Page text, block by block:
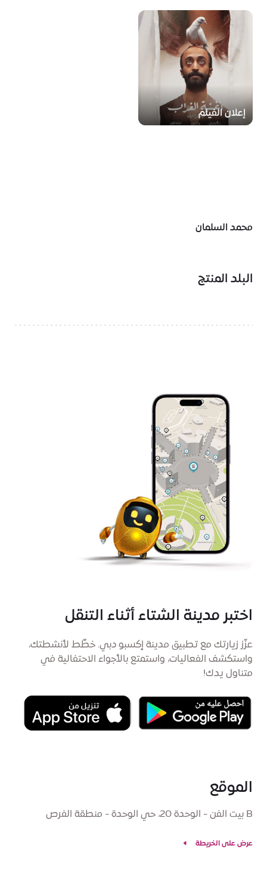
إعلان الفيلم
محمد السلمان
البلد المنتج
اختبر مدينة الشتاء أثناء التنقل
عزّز زيارتك مع تطبيق مدينة إكسبو دبي. خطِّط لأنشطتك،
واستكشف الفعاليات، واستمتع بالأجواء الاحتفالية في
متناول يدك!
الموقع
B بيت الفن - الوحدة 20، حي الوحدة - منطقة الفرص
عرض على الخريطة